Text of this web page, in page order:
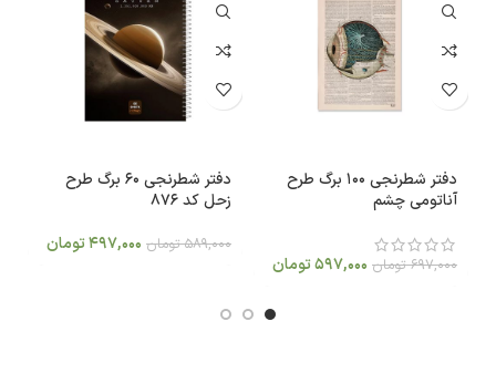
دفتر شطرنجی 100 برگ طرح
آناتومی چشم
697,000 تومان 597,000تومان
دفتر شطرنجی 60 برگ طرح
زحل کد 876
589,000 تومان 497,000تومان